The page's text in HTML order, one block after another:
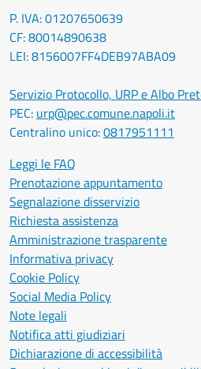
P. IVA: 01207650639
CF: 80014890638
LEI: 8156007FF4DEB97ABA09
Servizio Protocollo, URP e Albo
PEC: urp@pec.comune.napoli.it
Centralino unico:0817951111
Leggi le FAQ
Prenotazione appuntamento
Segnalazione disservizio
Richiesta assistenza
Amministrazione trasparente
Informativa privacy
Cookie Policy
Social Media Policy
Note legali
Notifica atti giudiziari
Dichiarazione di accessibilità